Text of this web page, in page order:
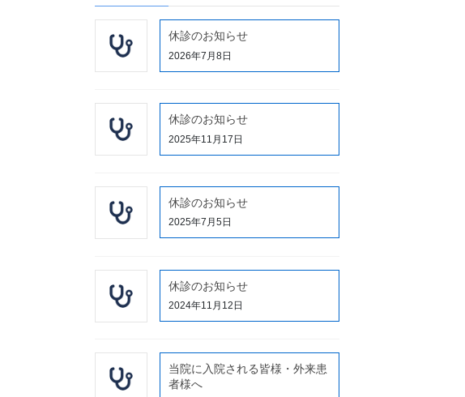
休診のお知らせ
2026年7月8日
休診のお知らせ
2025年11月17日
休診のお知らせ
2025年7月5日
休診のお知らせ
2024年11月12日
当院に入院される皆様・外来患
者様へ